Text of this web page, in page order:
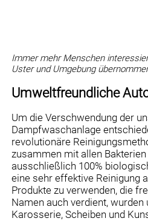
Immer mehr Menschen
Uster und Umgebung
Umweltfreundliche
Um die Verschwendung der
Dampfwaschanlage
revolutionäre
zusammen mit allen
ausschließlich 100%
eine sehr effektive Reinigung
Produkte zu verwenden, die
Namen auch verdient,
Karosserie, Scheiben und